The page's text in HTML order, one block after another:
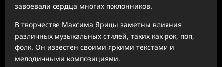
завоевали сердца многих поклонников.
В творчестве Максима Ярицы заметны влияния
различных музыкальных стилей, таких как рок, поп,
фолк. Он известен своими яркими текстами и
мелодичными композициями.